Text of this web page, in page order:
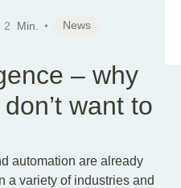
2 Min. News
– why
want to
automation are already
a variety of industries and